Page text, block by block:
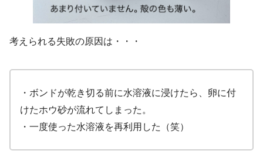
考えられる失敗の原因は・・・
・ボンドが乾き切る前に水溶液に浸けたら、卵に付
けたホウ砂が流れてしまった。
・一度使った水溶液を再利用した（笑）